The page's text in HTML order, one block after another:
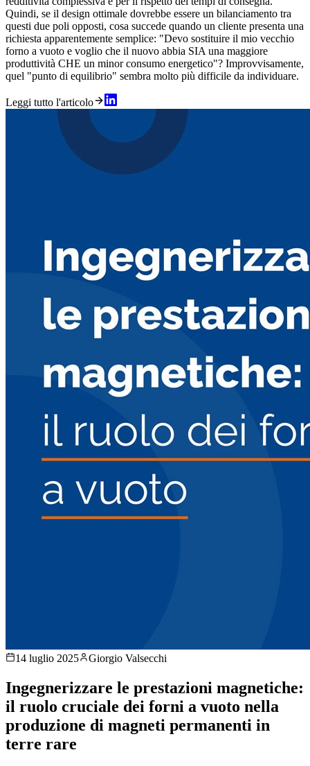
Quindi, se il design ottimale dovrebbe essere un bilanciamento tra
questi due poli opposti, cosa succede quando un cliente presenta una
richiesta apparentemente semplice: "Devo sostituire il mio vecchio
forno a vuoto e voglio che il nuovo abbia SIA una maggiore
produttività CHE un minor consumo energetico"? Improvvisamente,
quel "punto di equilibrio" sembra molto più difficile da individuare.
Leggi tutto l'articolo
14 luglio 2025 Giorgio Valsecchi
Ingegnerizzare le prestazioni magnetiche:
il ruolo cruciale dei forni a vuoto nella
produzione di magneti permanenti in
terre rare